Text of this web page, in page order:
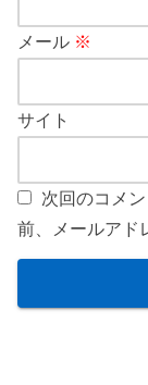
メール ※
サイト
次回のコメ
前、メールアド